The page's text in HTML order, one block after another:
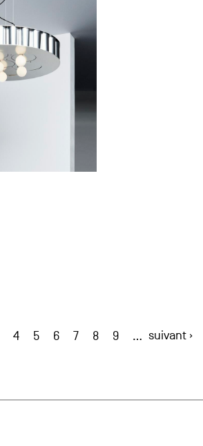
4 5 6 7 8 9 … suivant ›